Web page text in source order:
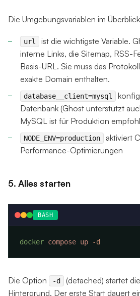
Die Umgebungsvariablen im
url
ist die wichtigste Variable.
interne Links, die Sitemap, RSS-
Basis-URL. Sie muss das
exakte Domain enthalten.
database__client=mysql
Datenbank (Ghost unterstützt
MySQL ist für Produktion
NODE_ENV=production
aktiviert
Performance-Optimierungen
5. Alles starten
BASH
docker compose up
Die Option -d
(detached) startet
Hintergrund. Der erste Start dauert